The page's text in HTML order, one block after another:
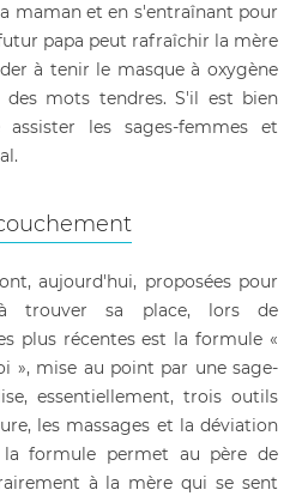
maman et en s'entraînant pour
papa peut rafraîchir la mère
à tenir le masque à oxygène
mots tendres. S'il est bien
les sages-femmes et
aujourd'hui, proposées pour
trouver sa place, lors de
plus récentes est la formule «
», mise au point par une sage-
essentiellement, trois outils
les massages et la déviation
formule permet au père de
à la mère qui se sent